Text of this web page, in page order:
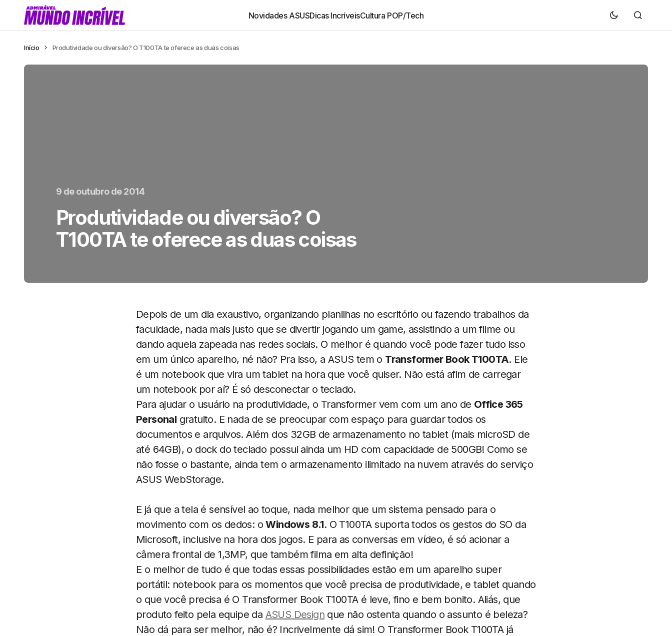
Novidades ASUSDicas IncríveisCultura POP/Tech
Início Produtividade ou diversão? O T100TA te oferece as duas coisas
9 de outubro de 2014
Produtividade ou diversão? O
T100TA te oferece as duas coisas
Depois de um dia exaustivo, organizando planilhas no escritório ou fazendo trabalhos da
faculdade, nada mais justo que se divertir jogando um game, assistindo a um filme ou
dando aquela zapeada nas redes sociais. O melhor é quando você pode fazer tudo isso
em um único aparelho, né não? Pra isso, a ASUS tem o Transformer Book T100TA. Ele
é um notebook que vira um tablet na hora que você quiser. Não está afim de carregar
um notebook por aí? É só desconectar o teclado.
Para ajudar o usuário na produtividade, o Transformer vem com um ano de Office 365
Personal gratuito. E nada de se preocupar com espaço para guardar todos os
documentos e arquivos. Além dos 32GB de armazenamento no tablet (mais microSD de
até 64GB), o dock do teclado possui ainda um HD com capacidade de 500GB! Como se
não fosse o bastante, ainda tem o armazenamento ilimitado na nuvem através do serviço
ASUS WebStorage.
E já que a tela é sensível ao toque, nada melhor que um sistema pensado para o
movimento com os dedos: oWindows 8.1. O T100TA suporta todos os gestos do SO da
Microsoft, inclusive na hora dos jogos. E para as conversas em vídeo, é só acionar a
câmera frontal de 1,3MP, que também filma em alta definição!
E o melhor de tudo é que todas essas possibilidades estão em um aparelho super
portátil: notebook para os momentos que você precisa de produtividade, e tablet quando
o que você precisa é O Transformer Book T100TA é leve, fino e bem bonito. Aliás, que
produto feito pela equipe da ASUS Design que não ostenta quando o assunto é beleza?
Não dá para ser melhor, não é? Incrivelmente dá sim! O Transformer Book T100TA já